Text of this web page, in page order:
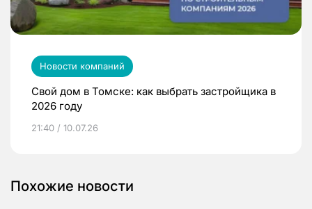
Новости компаний
Свой дом в Томске: как выбрать застройщика в
2026 году
21:40 / 10.07.26
Похожие новости